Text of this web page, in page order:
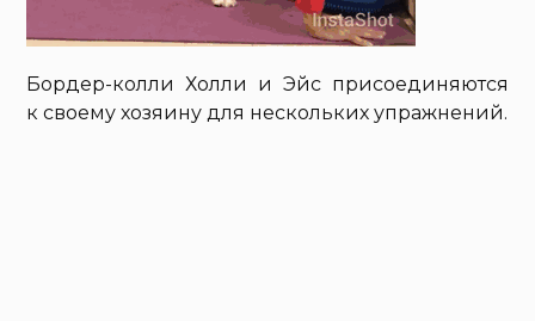
Бордер-колли Холли и Эйс присоединяются
к своему хозяину для нескольких упражнений.